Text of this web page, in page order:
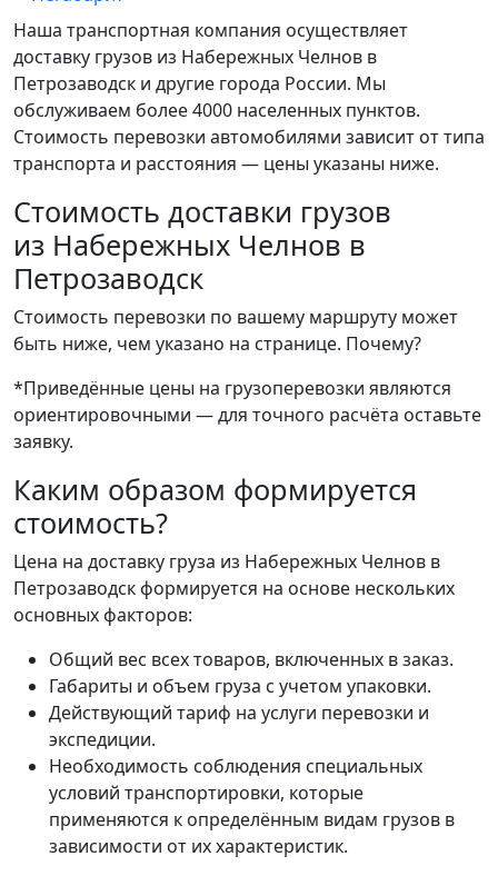
Наша транспортная компания осуществляет
доставку грузов из Набережных Челнов в
Петрозаводск и другие города России. Мы
обслуживаем более 4000 населенных пунктов.
Стоимость перевозки автомобилями зависит от типа
транспорта и расстояния — цены указаны ниже.
Стоимость доставки грузов
из Набережных Челнов в
Петрозаводск
Стоимость перевозки по вашему маршруту может
быть ниже, чем указано на странице. Почему?
*Приведённые цены на грузоперевозки являются
ориентировочными — для точного расчёта оставьте
заявку.
Каким образом формируется
стоимость?
Цена на доставку груза из Набережных Челнов в
Петрозаводск формируется на основе нескольких
основных факторов:
Общий вес всех товаров, включенных в заказ.
Габариты и объем груза с учетом упаковки.
Действующий тариф на услуги перевозки и
экспедиции.
Необходимость соблюдения специальных
условий транспортировки, которые
применяются к определённым видам грузов в
зависимости от их характеристик.